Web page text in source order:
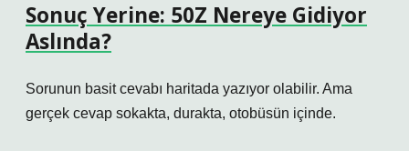
Sonuç Yerine: 50Z Nereye Gidiyor
Aslında?
Sorunun basit cevabı haritada yazıyor olabilir. Ama
gerçek cevap sokakta, durakta, otobüsün içinde.